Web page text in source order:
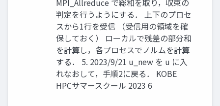
判定を行うようにする． 上下のプロセ
スから1行を受信 （受信用の領域を確
保しておく） ローカルで残差の部分和
を計算し，各プロセスでノルムを計算
する． 5. 2023/9/21 u_new を u に入
れなおして，手順2に戻る． KOBE
HPCサマースクール 2023 6